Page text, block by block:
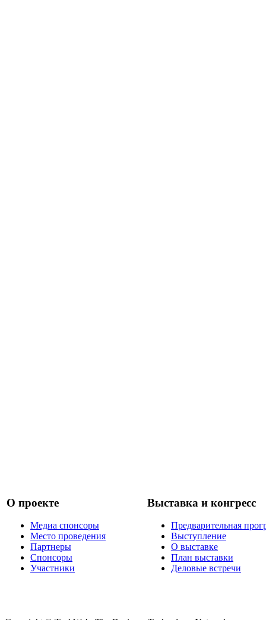
О проекте
Медиа спонсоры
Место проведения
Партнеры
Спонсоры
Участники
Выставка и конгресс
Предварительная
Выступление
О выставке
План выставки
Деловые встречи